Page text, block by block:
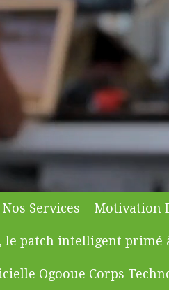
Nos Services Motivation
le patch intelligent primé
Ogooue Corps